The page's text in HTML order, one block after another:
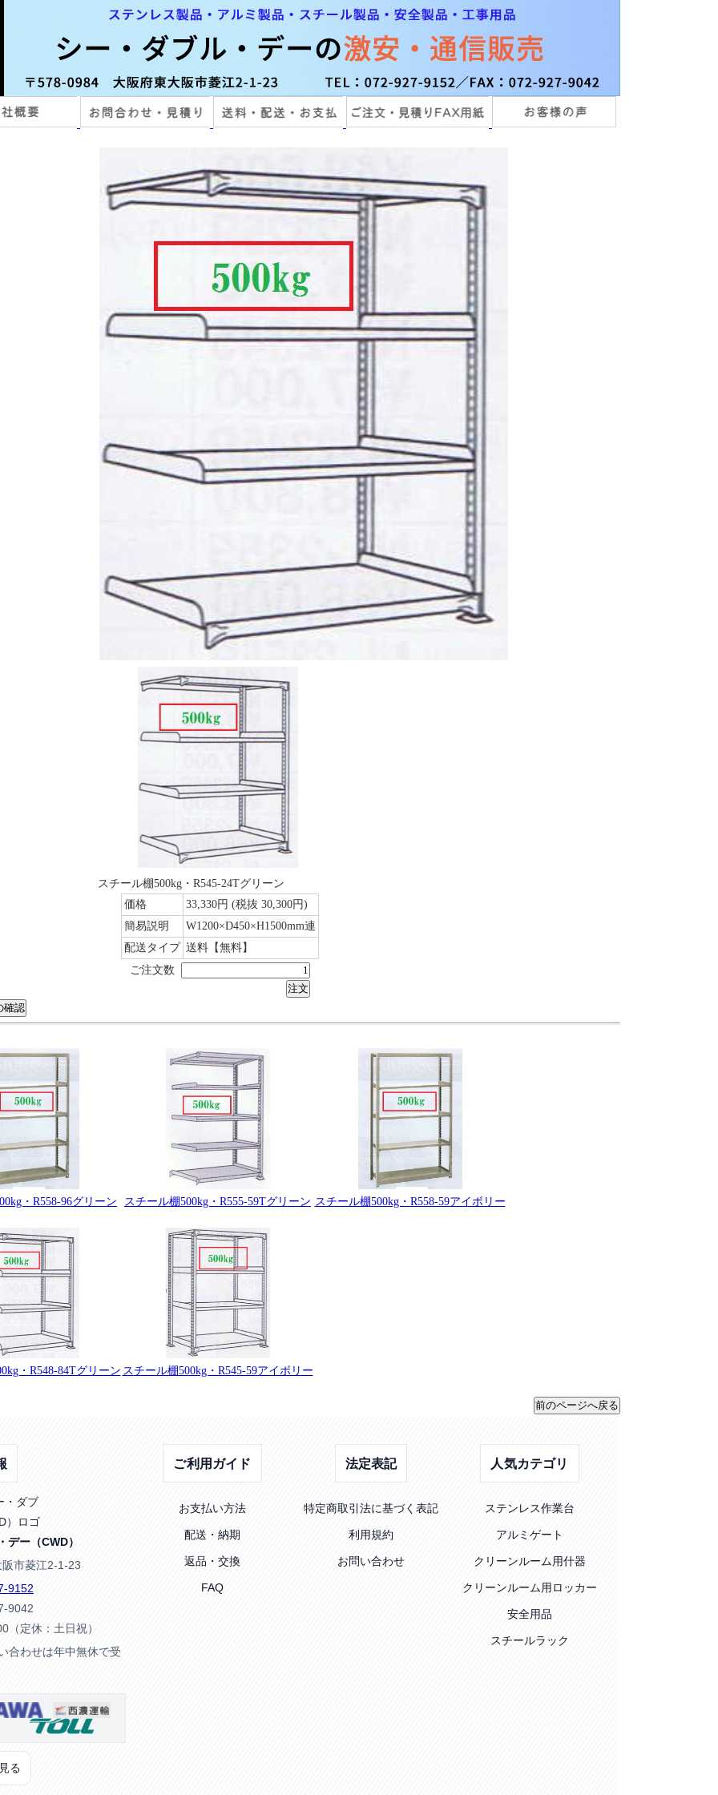
スチール棚500kg・R545-24Tグリーン
価格
33,330円 (税抜 30,300円)
簡易説明
W1200×D450×H1500mm連
配送タイプ 送料【無料】
ご注文数
・R558-96グリーン スチール棚500kg・R555-59Tグリーン スチール棚500kg・R558-59アイボリー
・R548-84Tグリーン スチール棚500kg・R545-59アイボリー
デー（CWD）
市菱江2-1-23
9152
9042
（定休：土日祝）
合わせは年中無休で受
る
ご利用ガイド
お支払い方法
配送・納期
返品・交換
FAQ
法定表記
特定商取引法に基づく表記
利用規約
お問い合わせ
人気カテゴリ
ステンレス作業台
アルミゲート
クリーンルーム用什器
クリーンルーム用ロッカー
安全用品
スチールラック